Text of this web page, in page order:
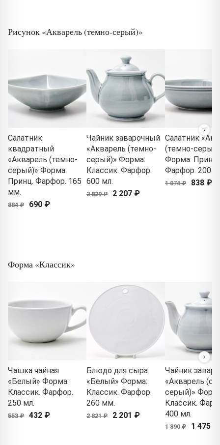
Рисунок «Акварель (темно-серый)»
Салатник
квадратный
«Акварель (темно-
серый)» Форма:
Принц. Фарфор. 165
мм.
884 ₽ 690 ₽
Чайник заварочный
«Акварель (темно-
серый)» Форма:
Классик. Фарфор.
600 мл.
2 829 ₽ 2 207 ₽
Салатник
(темно-
Форма: Принц.
Фарфор. 200
1 074 ₽ 838 ₽
Форма «Классик»
Чашка чайная
«Белый» Форма:
Классик. Фарфор.
250 мл.
553 ₽ 432 ₽
Блюдо для сыра
«Белый» Форма:
Классик. Фарфор.
260 мм.
2 821 ₽ 2 201 ₽
Чайник
«Акварель
серый)»
Классик.
400 мл.
1 890 ₽ 1 475 ₽